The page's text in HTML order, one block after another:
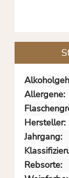
Allergene:
Hersteller:
Jahrgang:
Rebsorte: